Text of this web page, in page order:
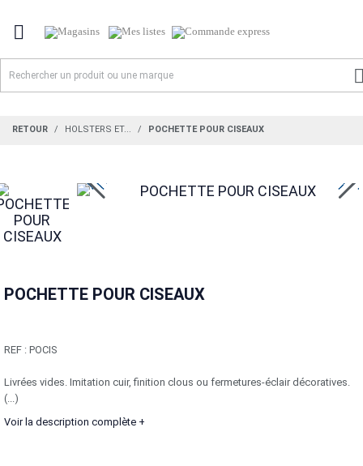

RETOUR HOLSTERS ET... POCHETTE POUR CISEAUX
POCHETTE POUR CISEAUX
REF : POCIS
Livrées vides. Imitation cuir, finition clous ou fermetures-éclair décoratives.
(...)
Voir la description complète +